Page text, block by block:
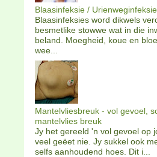
Blaasinfeksie / Urienweginfeksie
Blaasinfeksies word dikwels
besmetlike stowwe wat in die
beland. Moegheid, koue en
wee...
Mantelvliesbreuk - vol gevoel,
mantelvlies breuk
Jy het gereeld 'n vol gevoel op
veel geëet nie. Jy sukkel ook
selfs aanhoudend hoes. Dit i...